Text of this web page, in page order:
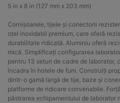
5 in x 8 in (127 mm x 203 mm)
Cornișoarele, tijele și conectorii
oțel inoxidabil premium, care oferă
durabilitate ridicată. Aluminiu oferă
mică. Simplificați configurarea
pentru 13 seturi de cadre de laborator,
încadra în hotele de fum. Construiți
dintr-o gamă largă de tije, baze și
platforme de ridicare convenabile.
păstrarea echipamentului de laborator